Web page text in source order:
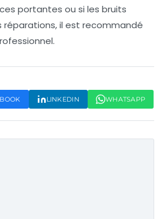
portantes ou si les bruits
il est recommandé
LINKEDIN WHATSAPP